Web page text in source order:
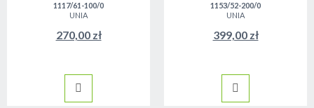
1117/61-100/0
UNIA
270,00 zł
1153/52-200/0
UNIA
399,00 zł